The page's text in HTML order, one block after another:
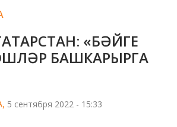
«БӘЙГЕ
БАШКАРЫРГА
5 сентября 2022 - 15:33